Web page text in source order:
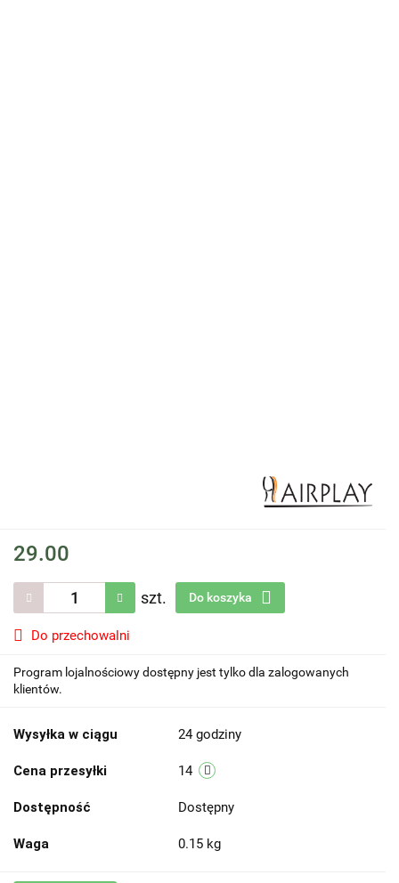
29.00
szt. Do koszyka
Do przechowalni
Program lojalnościowy dostępny jest tylko dla zalogowanych
klientów.
Wysyłka w ciągu 24 godziny
Cena przesyłki 14
Dostępność Dostępny
Waga 0.15 kg